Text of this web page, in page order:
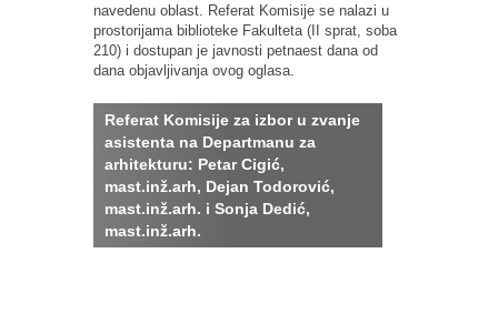
navedenu oblast. Referat Komisije se nalazi u
prostorijama biblioteke Fakulteta (II sprat, soba
210) i dostupan je javnosti petnaest dana od
dana objavljivanja ovog oglasa.
Referat Komisije za izbor u zvanje
asistenta na Departmanu za
arhitekturu: Petar Cigić,
mast.inž.arh, Dejan Todorović,
mast.inž.arh. i Sonja Dedić,
mast.inž.arh.